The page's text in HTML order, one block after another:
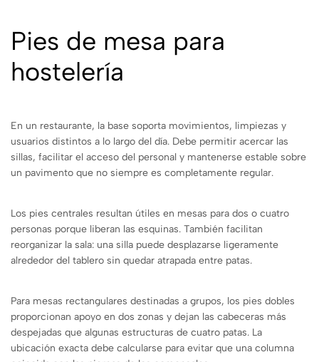
Pies de mesa para
hostelería
En un restaurante, la base soporta movimientos, limpiezas y
usuarios distintos a lo largo del día. Debe permitir acercar las
sillas, facilitar el acceso del personal y mantenerse estable sobre
un pavimento que no siempre es completamente regular.
Los pies centrales resultan útiles en mesas para dos o cuatro
personas porque liberan las esquinas. También facilitan
reorganizar la sala: una silla puede desplazarse ligeramente
alrededor del tablero sin quedar atrapada entre patas.
Para mesas rectangulares destinadas a grupos, los pies dobles
proporcionan apoyo en dos zonas y dejan las cabeceras más
despejadas que algunas estructuras de cuatro patas. La
ubicación exacta debe calcularse para evitar que una columna